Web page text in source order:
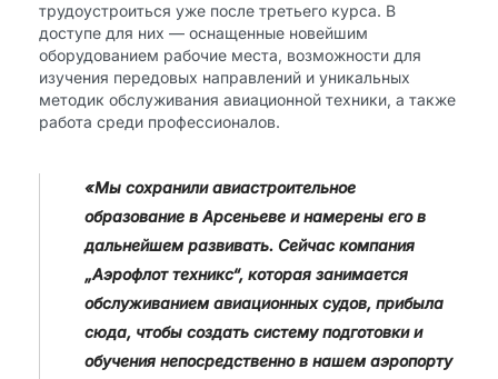
трудоустроиться уже после третьего курса. В
доступе для них — оснащенные новейшим
оборудованием рабочие места, возможности для
изучения передовых направлений и уникальных
методик обслуживания авиационной техники, а также
работа среди профессионалов.
«Мы сохранили авиастроительное
образование в Арсеньеве и намерены его в
дальнейшем развивать. Сейчас компания
„Аэрофлот техникс“, которая занимается
обслуживанием авиационных судов, прибыла
сюда, чтобы создать систему подготовки и
обучения непосредственно в нашем аэропорту